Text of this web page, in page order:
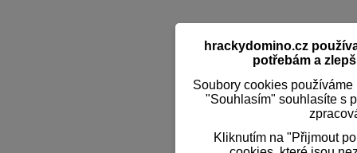
hrackydomino.cz
potřebám a
Soubory cookies
"Souhlasím" souhlasíte s
Kliknutím na "Přijmout